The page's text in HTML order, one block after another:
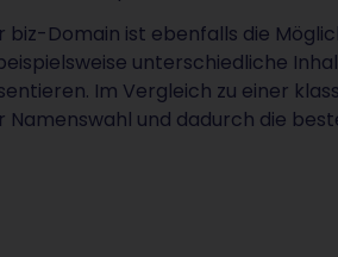
Domain ist ebenfalls die
unterschiedliche
Im Vergleich zu einer
Namenswahl und dadurch die